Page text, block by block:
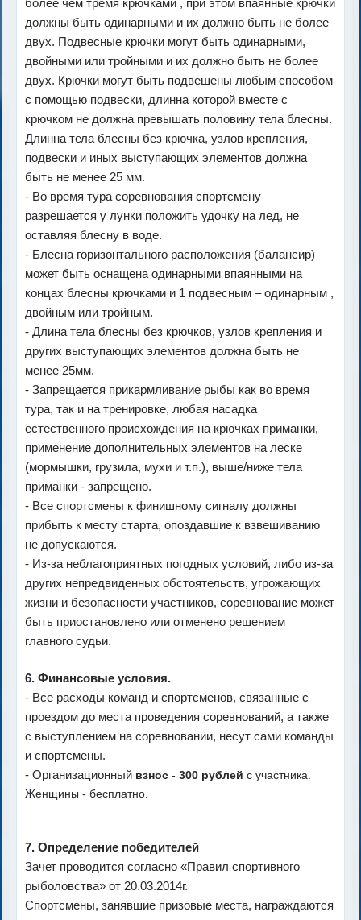
более чем тремя крючками , при этом впаянные крючки
должны быть одинарными и их должно быть не более
двух. Подвесные крючки могут быть одинарными,
двойными или тройными и их должно быть не более
двух. Крючки могут быть подвешены любым способом
с помощью подвески, длинна которой вместе с
крючком не должна превышать половину тела блесны.
Длинна тела блесны без крючка, узлов крепления,
подвески и иных выступающих элементов должна
быть не менее 25 мм.
- Во время тура соревнования спортсмену
разрешается у лунки положить удочку на лед, не
оставляя блесну в воде.
- Блесна горизонтального расположения (балансир)
может быть оснащена одинарными впаянными на
концах блесны крючками и 1 подвесным – одинарным ,
двойным или тройным.
- Длина тела блесны без крючков, узлов крепления и
других выступающих элементов должна быть не
менее 25мм.
- Запрещается прикармливание рыбы как во время
тура, так и на тренировке, любая насадка
естественного происхождения на крючках приманки,
применение дополнительных элементов на леске
(мормышки, грузила, мухи и т.п.), выше/ниже тела
приманки - запрещено.
- Все спортсмены к финишному сигналу должны
прибыть к месту старта, опоздавшие к взвешиванию
не допускаются.
- Из-за неблагоприятных погодных условий, либо из-за
других непредвиденных обстоятельств, угрожающих
жизни и безопасности участников, соревнование может
быть приостановлено или отменено решением
главного судьи.
6. Финансовые условия.
- Все расходы команд и спортсменов, связанные с
проездом до места проведения соревнований, а также
с выступлением на соревновании, несут сами команды
и спортсмены.
- Организационный взнос - 300 рублей с участника.
Женщины - бесплатно.
7. Определение победителей
Зачет проводится согласно «Правил спортивного
рыболовства» от 20.03.2014г.
Спортсмены, занявшие призовые места, награждаются